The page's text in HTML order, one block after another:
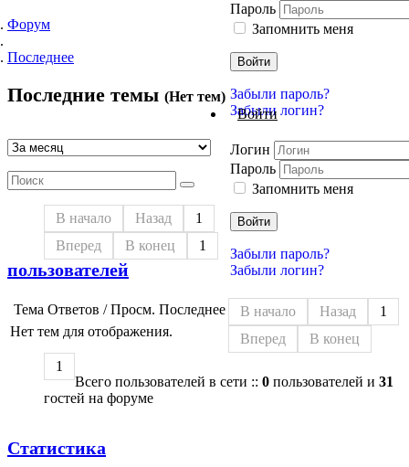
Пароль
Запомнить меня
Войти
Забыли пароль?
Забыли логин?
Войти
Логин
Пароль
Запомнить меня
Войти
Забыли пароль?
Забыли логин?
Форум
Последнее
Последние темы (Нет тем)
В начало Назад
1
Вперед
В конец 1
Тема Ответов / Просм. Последнее
Нет тем для отображения.
В начало Назад
1
Вперед
В конец
1
пользователей
Всего пользователей в сети :: 0 пользователей и 31
гостей на форуме
Статистика